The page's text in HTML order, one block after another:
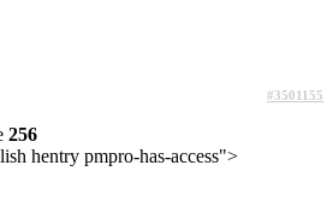
#3501155
256
hentry pmpro-has-access">